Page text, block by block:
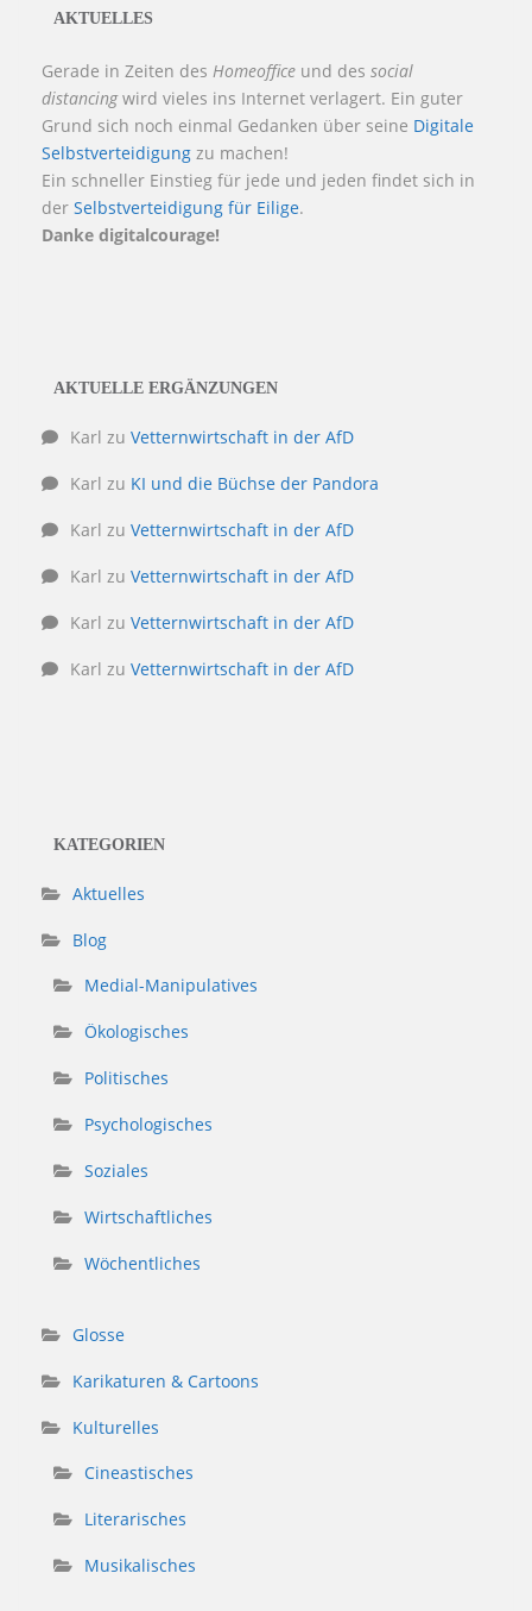
AKTUELLES
Gerade in Zeiten des Homeoffice und des social
distancingwird vieles ins Internet verlagert. Ein guter
Grund sich noch einmal Gedanken über seine Digitale
Selbstverteidigung zu machen!
Ein schneller Einstieg für jede und jeden findet sich in
der Selbstverteidigung für Eilige.
Danke digitalcourage!
AKTUELLE ERGÄNZUNGEN
Karl zu Vetternwirtschaft in der AfD
Karl zu KI und die Büchse der Pandora
Karl zu Vetternwirtschaft in der AfD
Karl zu Vetternwirtschaft in der AfD
Karl zu Vetternwirtschaft in der AfD
Karl zu Vetternwirtschaft in der AfD
KATEGORIEN
Aktuelles
Blog
Medial-Manipulatives
Ökologisches
Politisches
Psychologisches
Soziales
Wirtschaftliches
Wöchentliches
Glosse
Karikaturen & Cartoons
Kulturelles
Cineastisches
Literarisches
Musikalisches